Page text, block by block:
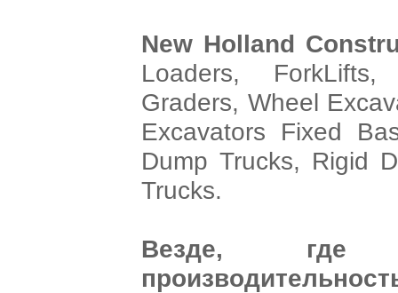
New Holland
Loaders,
Graders, Wheel
Excavators Fixed
Dump Trucks, Rigid
Trucks.
Везде, где